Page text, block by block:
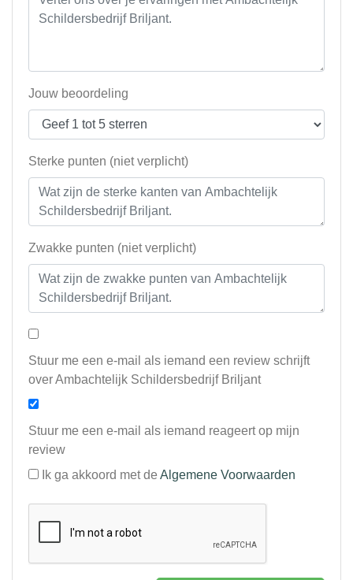
Jouw beoordeling
Sterke punten (niet verplicht)
Zwakke punten (niet verplicht)
Stuur me een e-mail als iemand een review schrijft
over Ambachtelijk Schildersbedrijf Briljant
Stuur me een e-mail als iemand reageert op mijn
review
Ik ga akkoord met de Algemene Voorwaarden